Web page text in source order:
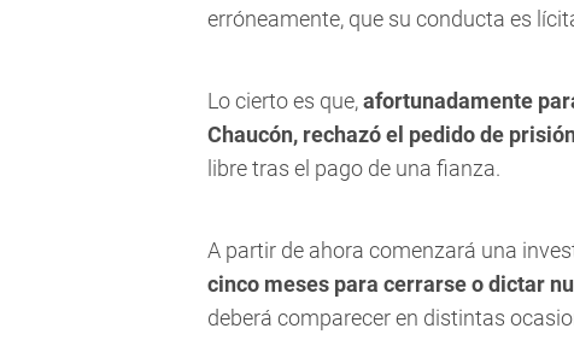
erróneamente, que su conducta es
Lo cierto es que,afortunadamente
Chaucón, rechazó el pedido de
libre tras el pago de una fianza.
A partir de ahora comenzará una
cinco meses para cerrarse o dictar
deberá comparecer en distintas